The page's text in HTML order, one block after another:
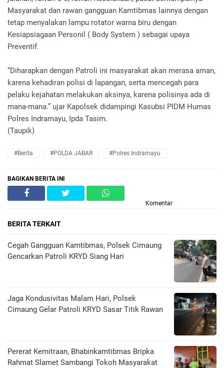
Masyarakat dan rawan gangguan Kamtibmas lainnya dengan
tetap menyalakan lampu rotator warna biru dengan
Kesiapsiagaan Personil ( Body System ) sebagai upaya
Preventif.
“Diharapkan dengan Patroli ini masyarakat akan merasa aman,
karena kehadiran polisi di lapangan, serta mencegah para
pelaku kejahatan melakukan aksinya, karena polisinya ada di
mana-mana.” ujar Kapolsek didampingi Kasubsi PIDM Humas
Polres Indramayu, Ipda Tasim.
(Taupik)
#Berita #POLDA JABAR #Polres Indramayu
BAGIKAN BERITA INI
Komentar
BERITA TERKAIT
Cegah Gangguan Kamtibmas, Polsek Cimaung
Gencarkan Patroli KRYD Siang Hari
Jaga Kondusivitas Malam Hari, Polsek
Cimaung Gelar Patroli KRYD Sasar Titik Rawan
Pererat Kemitraan, Bhabinkamtibmas Bripka
Rahmat Slamet Sambangi Tokoh Masyarakat